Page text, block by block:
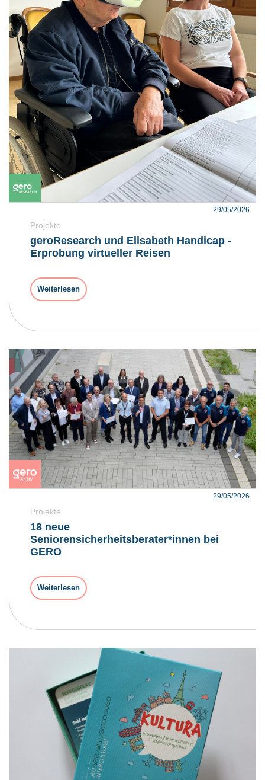
29/05/2026
Projekte
geroResearch und Elisabeth Handicap -
Erprobung virtueller Reisen
Weiterlesen
29/05/2026
Projekte
18 neue
Seniorensicherheitsberater*innen bei
GERO
Weiterlesen